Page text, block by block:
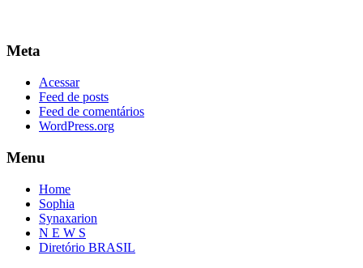
Meta
Acessar
Feed de posts
Feed de comentários
WordPress.org
Menu
Home
Sophia
Synaxarion
N E W S
Diretório BRASIL